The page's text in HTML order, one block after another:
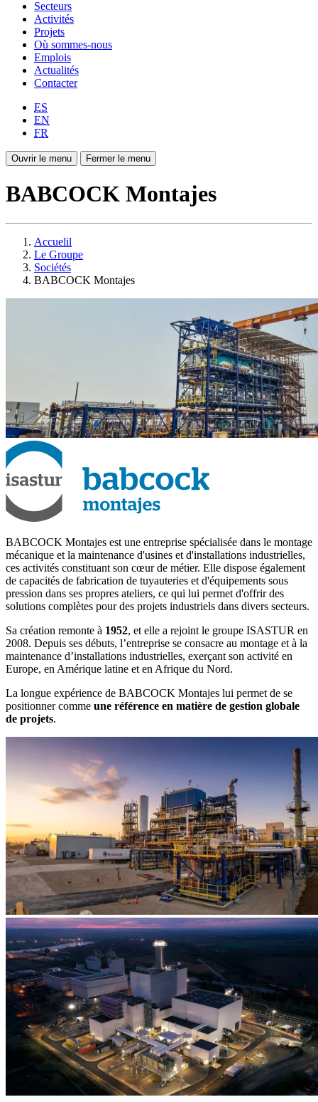
Secteurs
Activités
Projets
Où sommes-nous
Emplois
Actualités
Contacter
ES
EN
FR
Ouvrir le menu Fermer le menu
BABCOCK Montajes
Accuelil
Le Groupe
Sociétés
BABCOCK Montajes
BABCOCK Montajes est une entreprise spécialisée dans le montage
mécanique et la maintenance d'usines et d'installations industrielles,
ces activités constituant son cœur de métier. Elle dispose également
de capacités de fabrication de tuyauteries et d'équipements sous
pression dans ses propres ateliers, ce qui lui permet d'offrir des
solutions complètes pour des projets industriels dans divers secteurs.
Sa création remonte à 1952, et elle a rejoint le groupe ISASTUR en
2008. Depuis ses débuts, l’entreprise se consacre au montage et à la
maintenance d’installations industrielles, exerçant son activité en
Europe, en Amérique latine et en Afrique du Nord.
La longue expérience de BABCOCK Montajes lui permet de se
positionner comme une référence en matière de gestion globale
de projets.